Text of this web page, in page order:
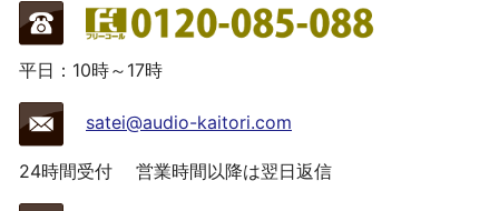
平日：10時～17時
satei@audio-kaitori.com
24時間受付 営業時間以降は翌日返信